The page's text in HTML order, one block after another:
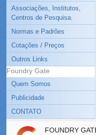
Associações, Institutos,
Centros de Pesquisa.
Normas e Padrões
Cotações / Preços
Outros Links
Foundry Gate
Quem Somos
Publicidade
CONTATO
FOUNDRY